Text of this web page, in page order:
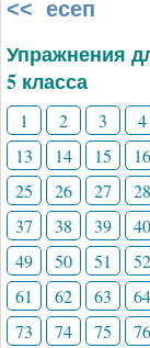
<< есеп
Упражнения
5 класса
1 2 3 4
13
14 15 16
25
26 27 28
37
38 39 40
49
50 51 52
61
62 63 64
73
74 75 76